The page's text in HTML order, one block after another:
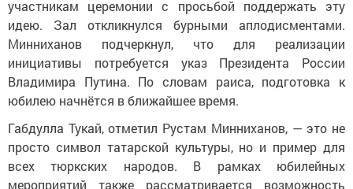
участникам церемонии с просьбой поддержать эту
идею. Зал откликнулся бурными аплодисментами.
Минниханов подчеркнул, что для реализации
инициативы потребуется указ Президента России
Владимира Путина. По словам раиса, подготовка к
юбилею начнётся в ближайшее время.
Габдулла Тукай, отметил Рустам Минниханов, — это не
просто символ татарской культуры, но и пример для
всех тюркских народов. В рамках юбилейных
мероприятий также рассматривается возможность